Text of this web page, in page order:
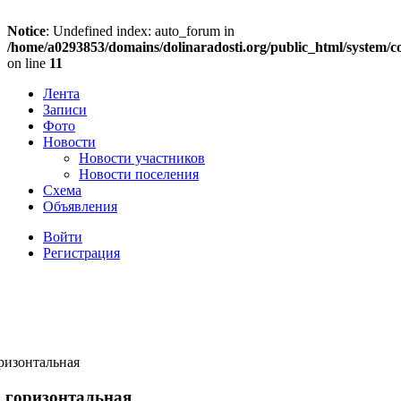
Notice: Undefined index: auto_forum in
/home/a0293853/domains/dolinaradosti.org/public_html/
on line 11
Лента
Записи
Фото
Новости
Новости участников
Новости поселения
Схема
Объявления
Войти
Регистрация